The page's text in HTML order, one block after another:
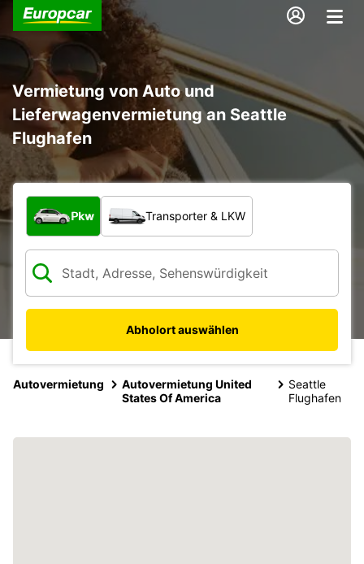
Vermietung von Auto und
Lieferwagenvermietung an Seattle
Flughafen
Welche Art von Fahrzeug?
Pkw Transporter & LKW
Abholort auswählen
Autovermietung
Autovermietung United
States Of America
Seattle
Flughafen